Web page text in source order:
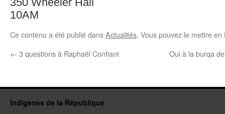
350 Wheeler Hall
10AM
Ce contenu a été publié dansActualités. Vous pouvez le mettre
← 3 questions à Raphaël Confiant Oui à la burqa
Indigènes de la République